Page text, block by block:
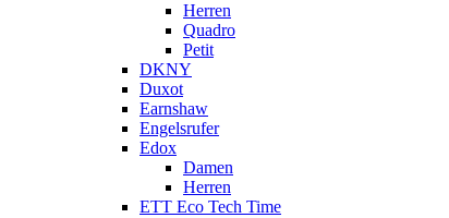
Herren
Quadro
Petit
DKNY
Duxot
Earnshaw
Engelsrufer
Edox
Damen
Herren
ETT Eco Tech Time